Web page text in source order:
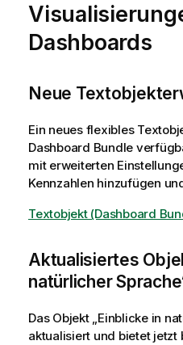
s
h
i
w
e
s
Dashboards
Neue
Ein neues flexibles
Dashboard Bundle
mit erweiterten
Kennzahlen hinzufügen
Textobjekt (Dashboard
Aktualisiertes
natürlicher
Das Objekt „Einblicke in
aktualisiert und bietet jetzt